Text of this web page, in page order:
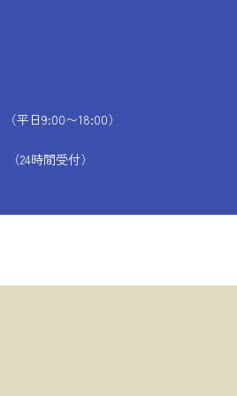
（平日9:00〜18:00）
（24時間受付）